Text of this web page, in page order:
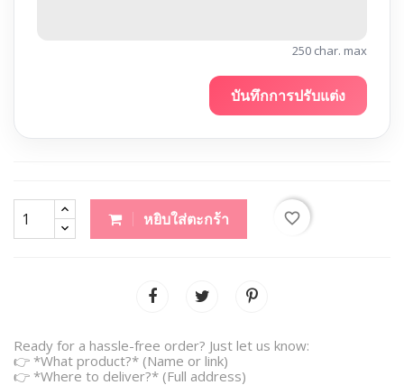
250 char. max
บันทึกการปรับแต่ง
หยิบใส่ตะกร้า favorite_border
Ready for a hassle-free order? Just let us know:
👉 *What product?* (Name or link)
👉 *Where to deliver?* (Full address)